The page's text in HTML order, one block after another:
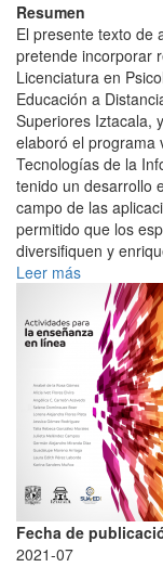
Resumen
El presente texto de
pretende incorporar
Licenciatura en
Educación a
Superiores Iztacala,
elaboró el programa
Tecnologías de la
tenido un desarrollo
campo de las
permitido que los
diversifiquen y
Leer más
Fecha de
2021-07